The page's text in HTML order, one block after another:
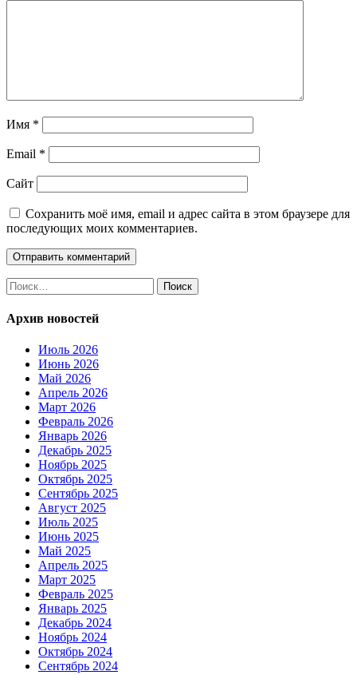
Имя *
Email *
Сайт
Сохранить моё имя, email и адрес сайта в этом браузере для
последующих моих комментариев.
Найти:
Архив новостей
Июль 2026
Июнь 2026
Май 2026
Апрель 2026
Март 2026
Февраль 2026
Январь 2026
Декабрь 2025
Ноябрь 2025
Октябрь 2025
Сентябрь 2025
Август 2025
Июль 2025
Июнь 2025
Май 2025
Апрель 2025
Март 2025
Февраль 2025
Январь 2025
Декабрь 2024
Ноябрь 2024
Октябрь 2024
Сентябрь 2024